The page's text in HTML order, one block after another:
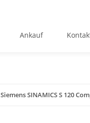
Ankauf
Siemens SINAMICS S 120